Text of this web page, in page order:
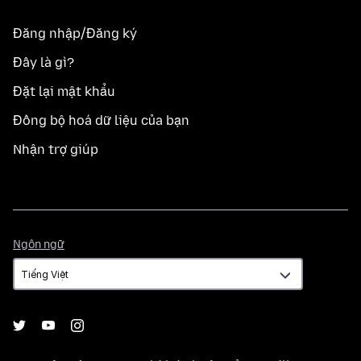
Đăng nhập/Đăng ký
Đây là gì?
Đặt lại mật khẩu
Đồng bộ hoá dữ liệu của bạn
Nhận trợ giúp
Ngôn ngữ
ngữ